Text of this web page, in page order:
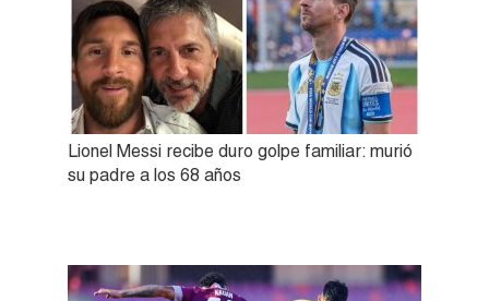
Lionel Messi recibe duro golpe familiar: murió
su padre a los 68 años